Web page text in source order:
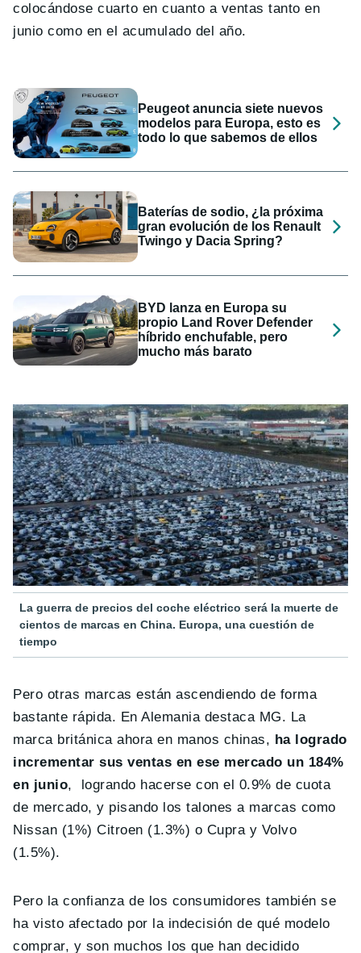
colocándose cuarto en cuanto a ventas tanto en
junio como en el acumulado del año.
Peugeot anuncia siete nuevos
modelos para Europa, esto es
todo lo que sabemos de ellos
Baterías de sodio, ¿la próxima
gran evolución de los Renault
Twingo y Dacia Spring?
BYD lanza en Europa su
propio Land Rover Defender
híbrido enchufable, pero
mucho más barato
La guerra de precios del coche eléctrico será la muerte de
cientos de marcas en China. Europa, una cuestión de
tiempo
Pero otras marcas están ascendiendo de forma
bastante rápida. En Alemania destaca MG. La
marca británica ahora en manos chinas, ha logrado
incrementar sus ventas en ese mercado un 184%
en junio, logrando hacerse con el 0.9% de cuota
de mercado, y pisando los talones a marcas como
Nissan (1%) Citroen (1.3%) o Cupra y Volvo
(1.5%).
Pero la confianza de los consumidores también se
ha visto afectado por la indecisión de qué modelo
comprar, y son muchos los que han decidido